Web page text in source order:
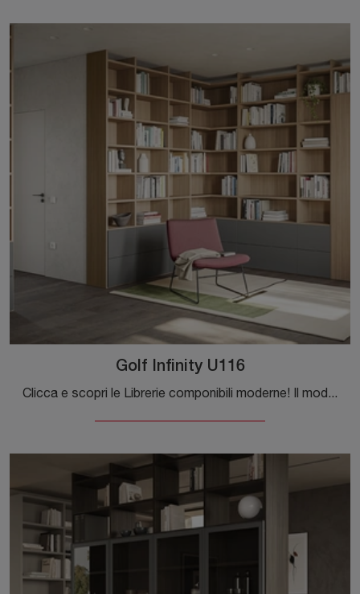
Golf Infinity U116
Clicca e scopri le Librerie componibili moderne! Il modello Golf Infinity U116 Colombini Casa saprà completare un living pratico e dinamico.